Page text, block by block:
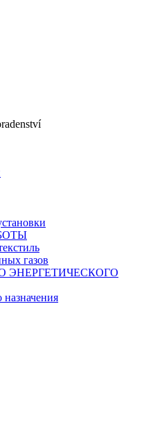
газов
ЭНЕРГЕТИЧЕСКОГО